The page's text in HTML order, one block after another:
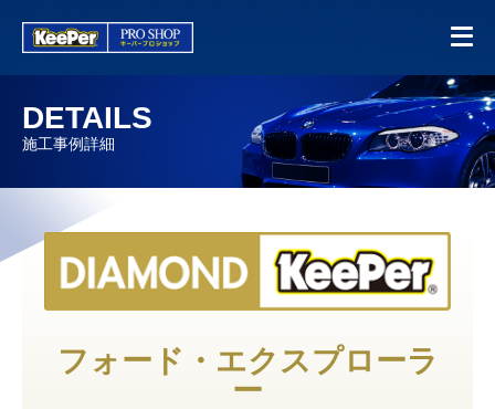
DETAILS
施工事例詳細
フォード・エクスプローラ
ー